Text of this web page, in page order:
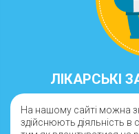
ЛІКАРСЬКІ
На нашому сайті можна
здійснюють діяльність в